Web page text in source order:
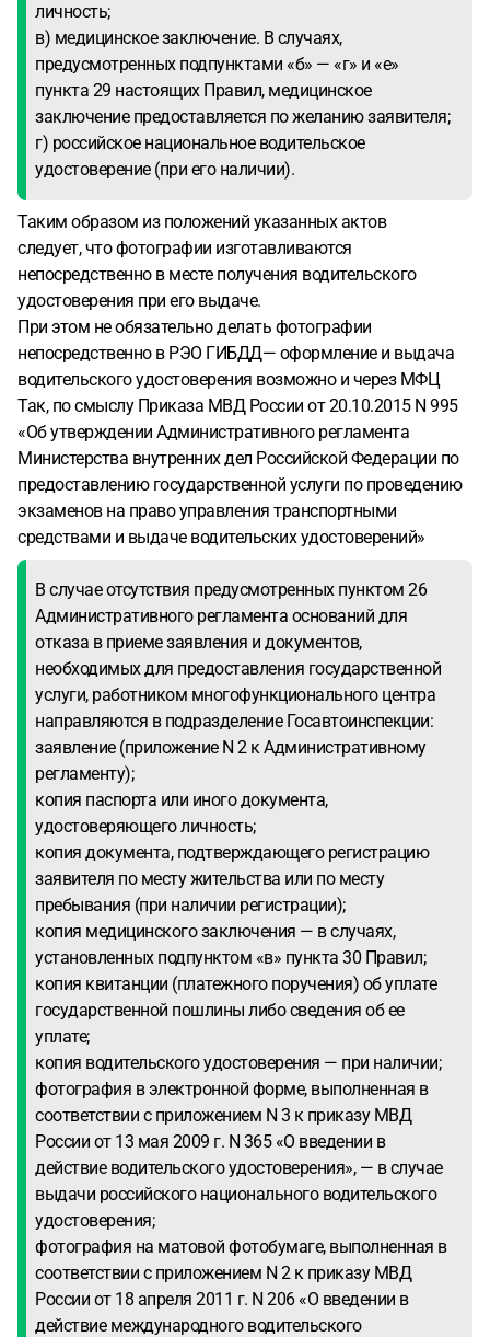
личность;
в) медицинское заключение. В случаях,
предусмотренных подпунктами «б» — «г» и «е»
пункта 29 настоящих Правил, медицинское
заключение предоставляется по желанию заявителя;
г) российское национальное водительское
удостоверение (при его наличии).
Таким образом из положений указанных актов
следует, что фотографии изготавливаются
непосредственно в месте получения водительского
удостоверения при его выдаче.
При этом не обязательно делать фотографии
непосредственно в РЭО ГИБДД— оформление и выдача
водительского удостоверения возможно и через МФЦ
Так, по смыслу Приказа МВД России от 20.10.2015 N 995
«Об утверждении Административного регламента
Министерства внутренних дел Российской Федерации по
предоставлению государственной услуги по проведению
экзаменов на право управления транспортными
средствами и выдаче водительских удостоверений»
В случае отсутствия предусмотренных пунктом 26
Административного регламента оснований для
отказа в приеме заявления и документов,
необходимых для предоставления государственной
услуги, работником многофункционального центра
направляются в подразделение Госавтоинспекции:
заявление (приложение N 2 к Административному
регламенту);
копия паспорта или иного документа,
удостоверяющего личность;
копия документа, подтверждающего регистрацию
заявителя по месту жительства или по месту
пребывания (при наличии регистрации);
копия медицинского заключения — в случаях,
установленных подпунктом «в» пункта 30 Правил;
копия квитанции (платежного поручения) об уплате
государственной пошлины либо сведения об ее
уплате;
копия водительского удостоверения — при наличии;
фотография в электронной форме, выполненная в
соответствии с приложением N 3 к приказу МВД
России от 13 мая 2009 г. N 365 «О введении в
действие водительского удостоверения», — в случае
выдачи российского национального водительского
удостоверения;
фотография на матовой фотобумаге, выполненная в
соответствии с приложением N 2 к приказу МВД
России от 18 апреля 2011 г. N 206 «О введении в
действие международного водительского